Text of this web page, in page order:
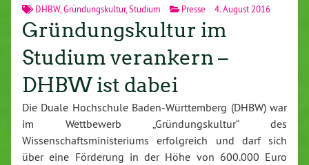
DHBW,Gründungskultur,Studium Presse 4. August 2016
Gründungskultur im
Studium verankern –
DHBW ist dabei
Die Duale Hochschule Baden-Württemberg (DHBW) war
im Wettbewerb „Gründungskultur“ des
Wissenschaftsministeriums erfolgreich und darf sich
über eine Förderung in der Höhe von 600.000 Euro